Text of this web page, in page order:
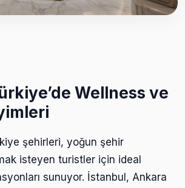
Wellness ve
şehirleri, yoğun şehir
isteyen turistler için ideal
sunuyor. İstanbul, Ankara